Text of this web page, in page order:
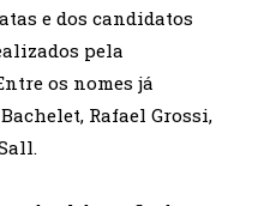
e dos candidatos
pela
os nomes já
Rafael Grossi,